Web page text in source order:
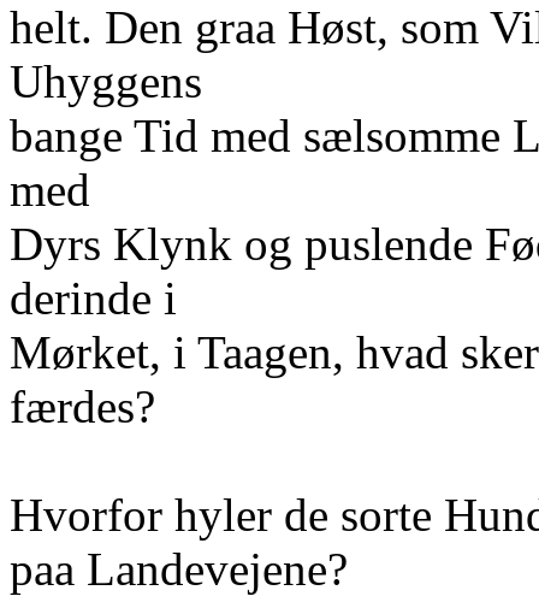
helt. Den graa Høst, som
Uhyggens
bange Tid med sælsomme
med
Dyrs Klynk og puslende
derinde i
Mørket, i Taagen, hvad
færdes?
Hvorfor hyler de sorte
paa Landevejene?